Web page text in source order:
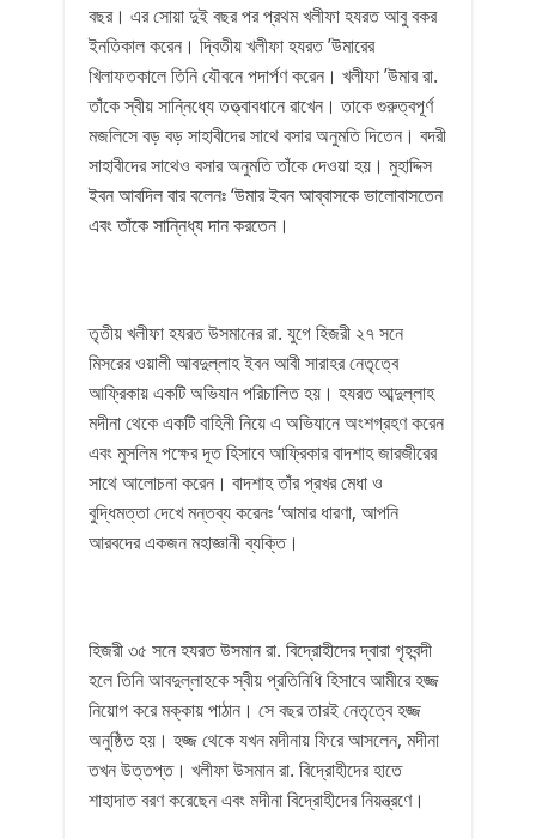
বছর। এর সোয়া দুই বছর পর প্রথম খলীফা হযরত আবু বকর
ইনতিকাল করেন। দ্বিতীয় খলীফা হযরত ’উমারের
খিলাফতকালে তিনি যৌবনে পদার্পণ করেন। খলীফা ’উমার রা.
তাঁকে স্বীয় সান্নিধ্যে তত্ত্বাবধানে রাখেন। তাকে গুরুত্বপূর্ণ
মজলিসে বড় বড় সাহাবীদের সাথে বসার অনুমতি দিতেন। বদরী
সাহাবীদের সাথেও বসার অনুমতি তাঁকে দেওয়া হয়। মুহাদ্দিস
ইবন আবদিল বার বলেনঃ ‘উমার ইবন আব্বাসকে ভালোবাসতেন
এবং তাঁকে সান্নিধ্য দান করতেন।
তৃতীয় খলীফা হযরত উসমানের রা. যুগে হিজরী ২৭ সনে
মিসরের ওয়ালী আবদুল্লাহ ইবন আবী সারাহর নেতৃত্বে
আফ্রিকায় একটি অভিযান পরিচালিত হয়। হযরত আব্দুল্লাহ
মদীনা থেকে একটি বাহিনী নিয়ে এ অভিযানে অংশগ্রহণ করেন
এবং মুসলিম পক্ষের দূত হিসাবে আফ্রিকার বাদশাহ জারজীরের
সাথে আলোচনা করেন। বাদশাহ তাঁর প্রখর মেধা ও
বুদ্ধিমত্তা দেখে মন্তব্য করেনঃ ‘আমার ধারণা, আপনি
আরবদের একজন মহাজ্ঞানী ব্যক্তি।
হিজরী ৩৫ সনে হযরত উসমান রা. বিদ্রোহীদের দ্বারা গৃহবন্দী
হলে তিনি আবদুল্লাহকে স্বীয় প্রতিনিধি হিসাবে আমীরে হজ্জ
নিয়োগ করে মক্কায় পাঠান। সে বছর তারই নেতৃত্বে হজ্জ
অনুষ্ঠিত হয়। হজ্জ থেকে যখন মদীনায় ফিরে আসলেন, মদীনা
তখন উত্তপ্ত। খলীফা উসমান রা. বিদ্রোহীদের হাতে
শাহাদাত বরণ করেছেন এবং মদীনা বিদ্রোহীদের নিয়ন্ত্রণে।